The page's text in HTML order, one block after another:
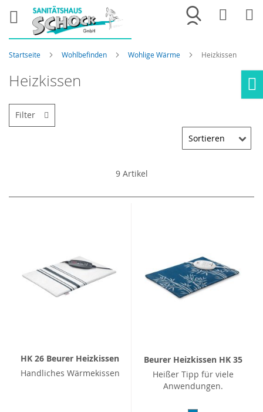
Merkliste
Startseite Wohlbefinden Wohlige Wärme Heizkissen
Heizkissen
9Artikel
HK 26 Beurer Heizkissen
Handliches Wärmekissen
Beurer Heizkissen HK 35
Heißer Tipp für viele
Anwendungen.
Filter